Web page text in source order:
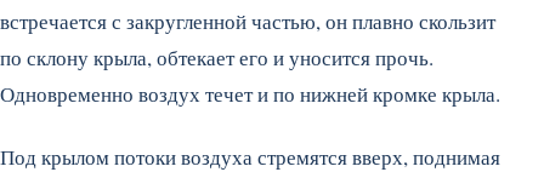
встречается с закругленной частью, он плавно скользит
по склону крыла, обтекает его и уносится прочь.
Одновременно воздух течет и по нижней кромке крыла.
Под крылом потоки воздуха стремятся вверх, поднимая